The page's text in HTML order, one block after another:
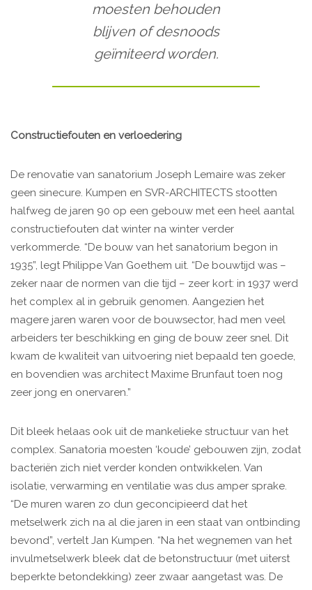
moesten behouden
blijven of desnoods
geïmiteerd worden.
Constructiefouten en verloedering
De renovatie van sanatorium Joseph Lemaire was zeker
geen sinecure. Kumpen en SVR-ARCHITECTS stootten
halfweg de jaren 90 op een gebouw met een heel aantal
constructiefouten dat winter na winter verder
verkommerde. “De bouw van het sanatorium begon in
1935”, legt Philippe Van Goethem uit. “De bouwtijd was –
zeker naar de normen van die tijd – zeer kort: in 1937 werd
het complex al in gebruik genomen. Aangezien het
magere jaren waren voor de bouwsector, had men veel
arbeiders ter beschikking en ging de bouw zeer snel. Dit
kwam de kwaliteit van uitvoering niet bepaald ten goede,
en bovendien was architect Maxime Brunfaut toen nog
zeer jong en onervaren.”
Dit bleek helaas ook uit de mankelieke structuur van het
complex. Sanatoria moesten ‘koude’ gebouwen zijn, zodat
bacteriën zich niet verder konden ontwikkelen. Van
isolatie, verwarming en ventilatie was dus amper sprake.
“De muren waren zo dun geconcipieerd dat het
metselwerk zich na al die jaren in een staat van ontbinding
bevond”, vertelt Jan Kumpen. “Na het wegnemen van het
invulmetselwerk bleek dat de betonstructuur (met uiterst
beperkte betondekking) zeer zwaar aangetast was. De